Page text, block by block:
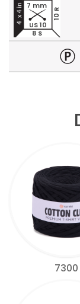
8 S
10 R
7 mm
US 10
7300